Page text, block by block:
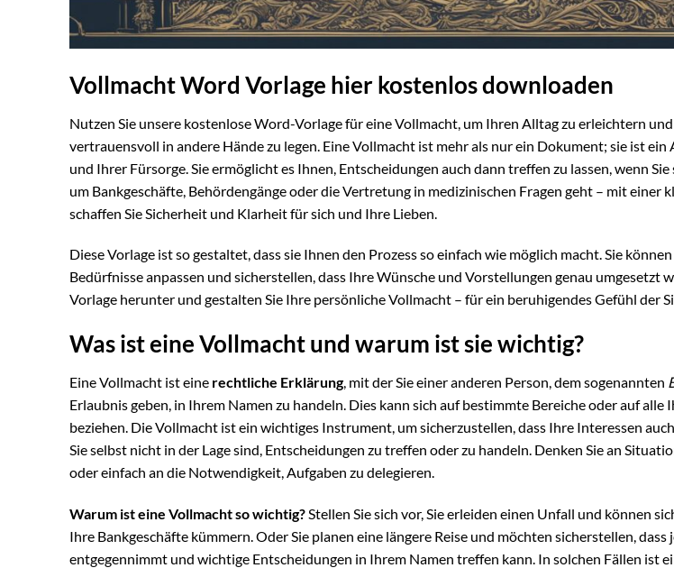
Vollmacht Word Vorlage hier kostenlos downloaden
Nutzen Sie unsere kostenlose Word-Vorlage für eine Vollmacht, um Ihren Alltag zu erleichtern
vertrauensvoll in andere Hände zu legen. Eine Vollmacht ist mehr als nur ein Dokument; sie ist
und Ihrer Fürsorge. Sie ermöglicht es Ihnen, Entscheidungen auch dann treffen zu lassen, wenn
um Bankgeschäfte, Behördengänge oder die Vertretung in medizinischen Fragen geht – mit einer
schaffen Sie Sicherheit und Klarheit für sich und Ihre Lieben.
Diese Vorlage ist so gestaltet, dass sie Ihnen den Prozess so einfach wie möglich macht. Sie
Bedürfnisse anpassen und sicherstellen, dass Ihre Wünsche und Vorstellungen genau umgesetzt
Vorlage herunter und gestalten Sie Ihre persönliche Vollmacht – für ein beruhigendes Gefühl der
Was ist eine Vollmacht und warum ist sie wichtig?
Eine Vollmacht ist eine rechtliche Erklärung, mit der Sie einer anderen Person, dem sogenannten
Erlaubnis geben, in Ihrem Namen zu handeln. Dies kann sich auf bestimmte Bereiche oder auf alle
beziehen. Die Vollmacht ist ein wichtiges Instrument, um sicherzustellen, dass Ihre Interessen
Sie selbst nicht in der Lage sind, Entscheidungen zu treffen oder zu handeln. Denken Sie an
oder einfach an die Notwendigkeit, Aufgaben zu delegieren.
Warum ist eine Vollmacht so wichtig?Stellen Sie sich vor, Sie erleiden einen Unfall und können
Ihre Bankgeschäfte kümmern. Oder Sie planen eine längere Reise und möchten sicherstellen, dass
entgegennimmt und wichtige Entscheidungen in Ihrem Namen treffen kann. In solchen Fällen ist